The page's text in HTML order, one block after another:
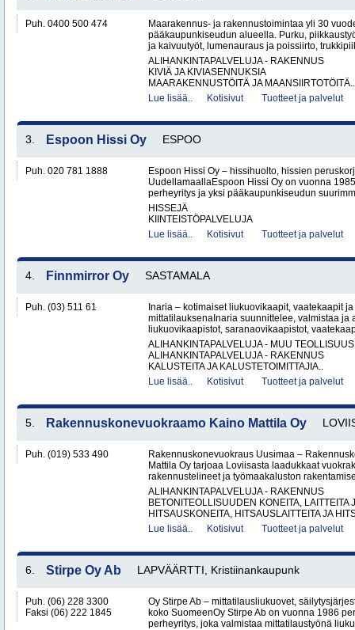
Puh. 0400 500 474
Maarakennus- ja rakennustoimintaa yli 30
pääkaupunkiseudun alueella. Purku,
ja kaivuutyöt, lumenauraus ja poissiirto,
ALIHANKINTAPALVELUJA - RAKENNUS
KIVIÄ JA KIVIASENNUKSIA
MAARAKENNUSTÖITÄ JA MAANSIIRTOTÖITÄ..
Lue lisää..
Kotisivut Tuotteet ja palvelut
3. Espoon Hissi Oy ESPOO
Puh. 020 781 1888
Espoon Hissi Oy – hissihuolto, hissien
UudellamaallaEspoon Hissi Oy on vuonna
perheyritys ja yksi pääkaupunkiseudun
HISSEJÄ
KIINTEISTÖPALVELUJA
Lue lisää..
Kotisivut Tuotteet ja palvelut
4. Finnmirror Oy SASTAMALA
Puh. (03) 511 61
Inaria – kotimaiset liukuovikaapit, vaatekaapit
mittatilauksenaInaria suunnittelee, valmistaa ja
liukuovikaapistot, saranaovikaapistot,
ALIHANKINTAPALVELUJA - MUU TEOLLISUUS
ALIHANKINTAPALVELUJA - RAKENNUS
KALUSTEITA JA KALUSTETOIMITTAJIA..
Lue lisää..
Kotisivut Tuotteet ja palvelut
5. Rakennuskonevuokraamo Kaino Mattila Oy
Puh. (019) 533 490
Rakennuskonevuokraus Uusimaa –
Mattila Oy tarjoaa Loviisasta laadukkaat
rakennustelineet ja työmaakaluston
ALIHANKINTAPALVELUJA - RAKENNUS
BETONITEOLLISUUDEN KONEITA, LAITTEITA
HITSAUSKONEITA, HITSAUSLAITTEITA JA
Lue lisää..
Kotisivut Tuotteet ja palvelut
6. Stirpe Oy Ab LAPVÄÄRTTI, Kristiinankaupunk
Puh. (06) 228 3300
Faksi (06) 222 1845
Oy Stirpe Ab – mittatilausliukuovet,
koko SuomeenOy Stirpe Ab on vuonna 1986
perheyritys, joka valmistaa mittatilaustyönä